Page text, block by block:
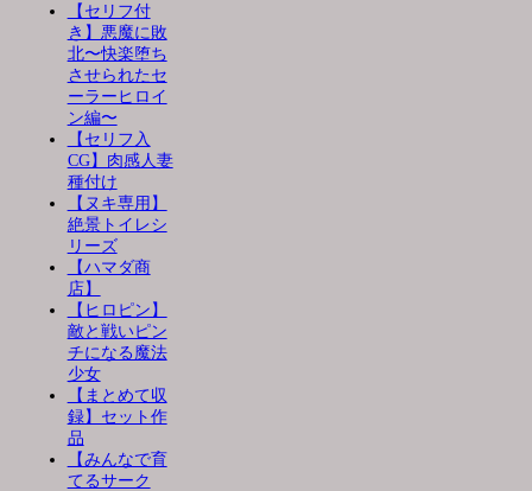
【セリフ付
き】悪魔に敗
北〜快楽堕ち
させられたセ
ーラーヒロイ
ン編〜
【セリフ入
CG】肉感人妻
種付け
【ヌキ専用】
絶景トイレシ
リーズ
【ハマダ商
店】
【ヒロピン】
敵と戦いピン
チになる魔法
少女
【まとめて収
録】セット作
品
【みんなで育
てるサーク